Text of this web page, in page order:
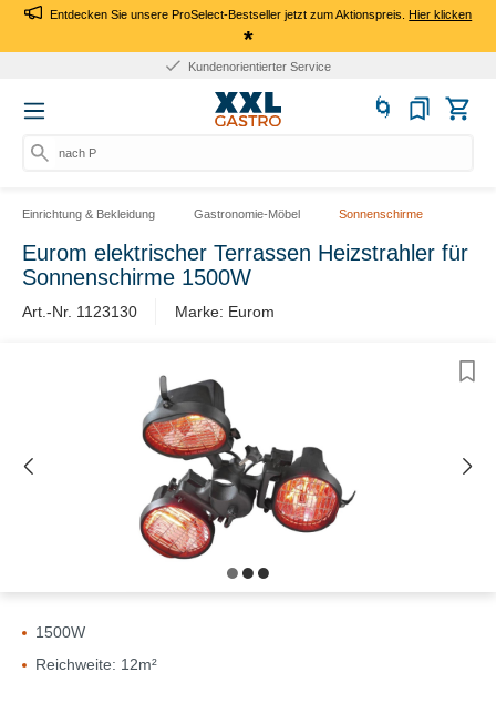
Entdecken Sie unsere ProSelect-Bestseller jetzt zum Aktionspreis.Hier klicken
*
Kundenorientierter Service
nach Pr
Einrichtung & Bekleidung Gastronomie-Möbel Sonnenschirme
Eurom elektrischer Terrassen Heizstrahler für
Sonnenschirme 1500W
Art.-Nr. 1123130 Marke: Eurom
1500W
Reichweite: 12m²